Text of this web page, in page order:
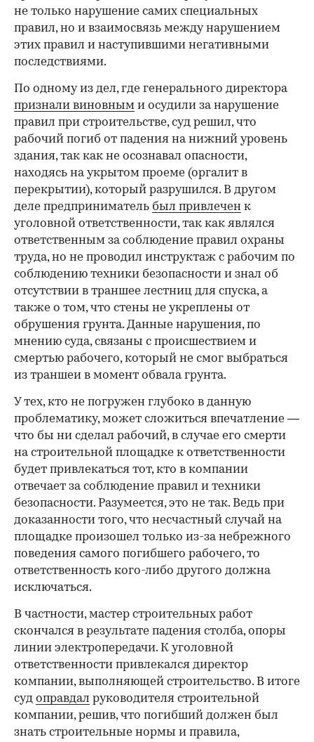
не только нарушение самих специальных
правил, но и взаимосвязь между нарушением
этих правил и наступившими негативными
последствиями.
По одному из дел, где генерального директора
признали виновным и осудили за нарушение
правил при строительстве, суд решил, что
рабочий погиб от падения на нижний уровень
здания, так как не осознавал опасности,
находясь на укрытом проеме (оргалит в
перекрытии), который разрушился. В другом
деле предприниматель был привлечен к
уголовной ответственности, так как являлся
ответственным за соблюдение правил охраны
труда, но не проводил инструктаж с рабочим по
соблюдению техники безопасности и знал об
отсутствии в траншее лестниц для спуска, а
также о том, что стены не укреплены от
обрушения грунта. Данные нарушения, по
мнению суда, связаны с происшествием и
смертью рабочего, который не смог выбраться
из траншеи в момент обвала грунта.
У тех, кто не погружен глубоко в данную
проблематику, может сложиться впечатление —
что бы ни сделал рабочий, в случае его смерти
на строительной площадке к ответственности
будет привлекаться тот, кто в компании
отвечает за соблюдение правил и техники
безопасности. Разумеется, это не так. Ведь при
доказанности того, что несчастный случай на
площадке произошел только из-за небрежного
поведения самого погибшего рабочего, то
ответственность кого-либо другого должна
исключаться.
В частности, мастер строительных работ
скончался в результате падения столба, опоры
линии электропередачи. К уголовной
ответственности привлекался директор
компании, выполняющей строительство. В итоге
суд оправдал руководителя строительной
компании, решив, что погибший должен был
знать строительные нормы и правила,